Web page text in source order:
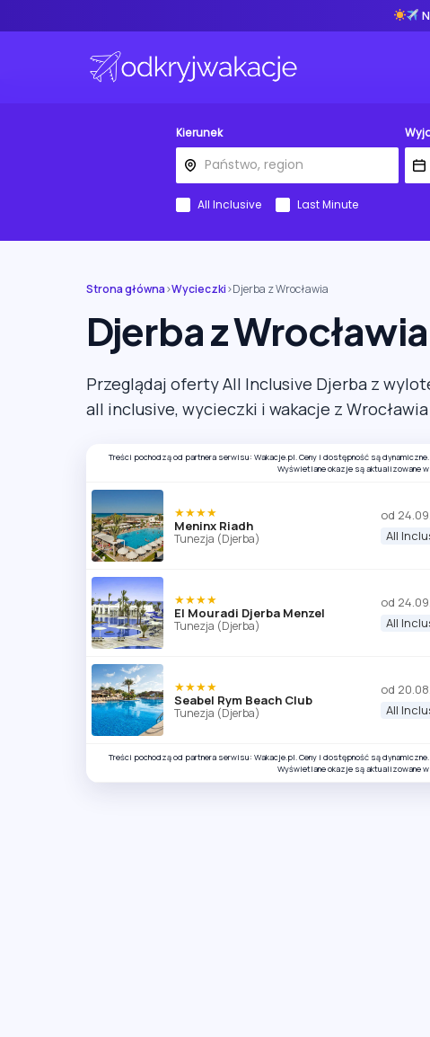
Kierunek
All Inclusive Last Minute
Strona główna›Wycieczki›Djerba z Wrocławia
Djerba z Wrocławia
Przeglądaj oferty All Inclusive Djerba z
all inclusive, wycieczki i wakacje z Wrocławia
Treści pochodzą od partnera serwisu: Wakacje.pl. Ceny i dostępność są
Wyświetlane okazje są aktualizowane
★★★★
Meninx Riadh
Tunezja (Djerba)
od
All
★★★★
El Mouradi Djerba Menzel
Tunezja (Djerba)
od
All
★★★★
Seabel Rym Beach Club
Tunezja (Djerba)
od
All
Treści pochodzą od partnera serwisu: Wakacje.pl. Ceny i dostępność są
Wyświetlane okazje są aktualizowane